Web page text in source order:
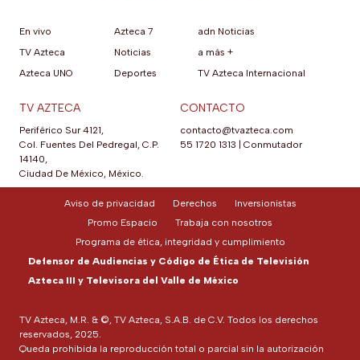
En vivo
TV Azteca
Azteca UNO
Azteca 7
Noticias
Deportes
adn Noticias
a más +
TV Azteca Internacional
TV AZTECA
Periférico Sur 4121,
Col. Fuentes Del Pedregal, C.P.
14140,
Ciudad De México, México.
CONTACTO
contacto@tvazteca.com
55 1720 1313
Conmutador
TV Azteca, M.R. & ©, TV Azteca, S.A.B. de C.V. Todos los derechos
reservados, 2025.
Queda prohibida la reproducción total o parcial sin la autorización
Aviso de privacidad Derechos
Inversionistas
Promo Espacio
Trabaja con nosotros
Programa de ética, integridad y cumplimiento
Defensor de Audiencias y Código de Ética de Televisión
Azteca III y Televisora del Valle de México